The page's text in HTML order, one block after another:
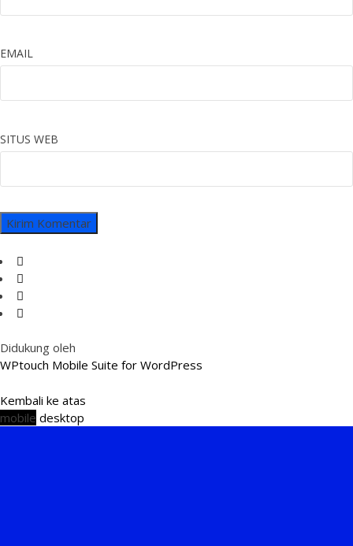
EMAIL
SITUS WEB
Didukung oleh
WPtouch Mobile Suite for WordPress
Kembali ke atas
mobile desktop